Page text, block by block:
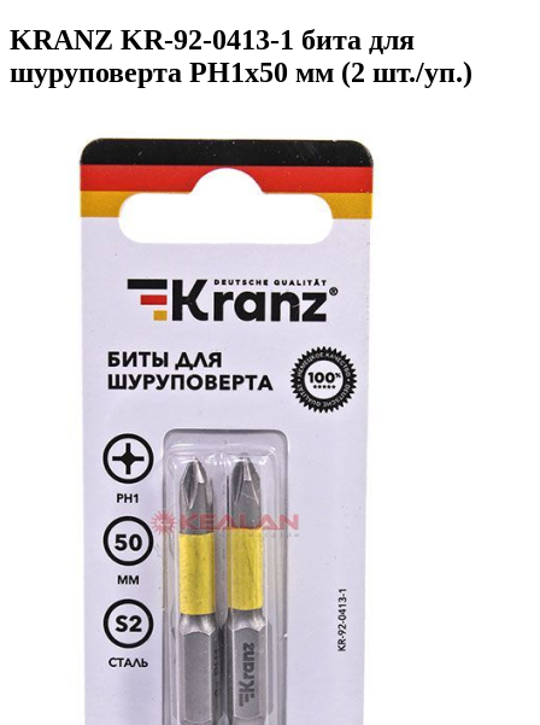
KRANZ KR-92-0413-1 бита для
шуруповерта PH1х50 мм (2 шт./уп.)